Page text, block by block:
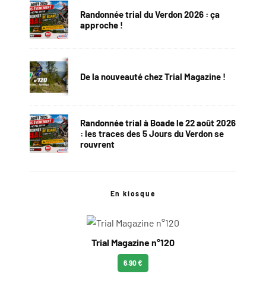
Randonnée trial du Verdon 2026 : ça
approche !
De la nouveauté chez Trial Magazine !
Randonnée trial à Boade le 22 août 2026
: les traces des 5 Jours du Verdon se
rouvrent
En kiosque
Trial Magazine n°120
6.90 €